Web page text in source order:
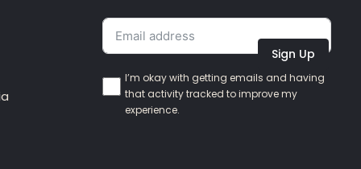
Sign Up
I’m okay with getting emails and having
that activity tracked to improve my
experience.